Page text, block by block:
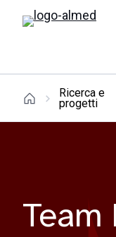
Ricerca e
progetti
Team